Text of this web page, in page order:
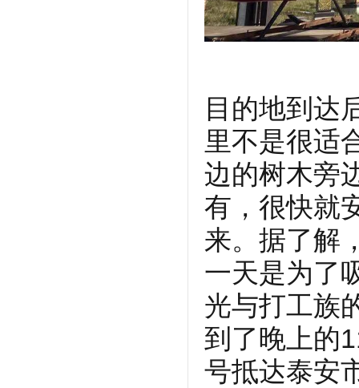
目的地到达
里不是很适
边的树木旁
有，很快就
来。据了解
一天是为了
光与打工族
到了晚上的
号抵达泰安